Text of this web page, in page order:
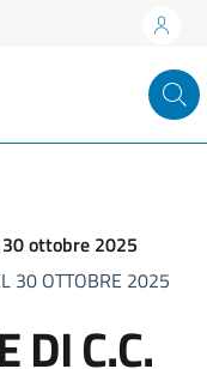
ottobre 2025
30 OTTOBRE 2025
DI C.C.